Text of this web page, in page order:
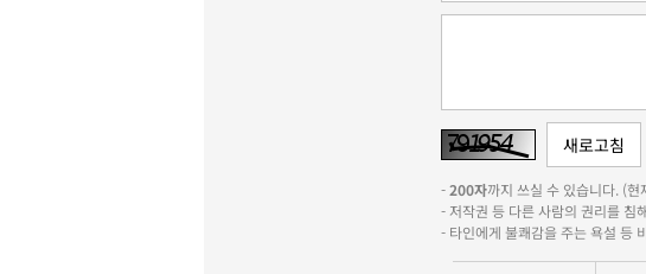
-200자까지 쓰실 수 있습니다. (
- 저작권 등 다른 사람의 권리를 침
- 타인에게 불쾌감을 주는 욕설 등